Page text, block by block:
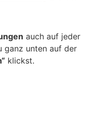
auch auf jeder
ganz unten auf der
klickst.